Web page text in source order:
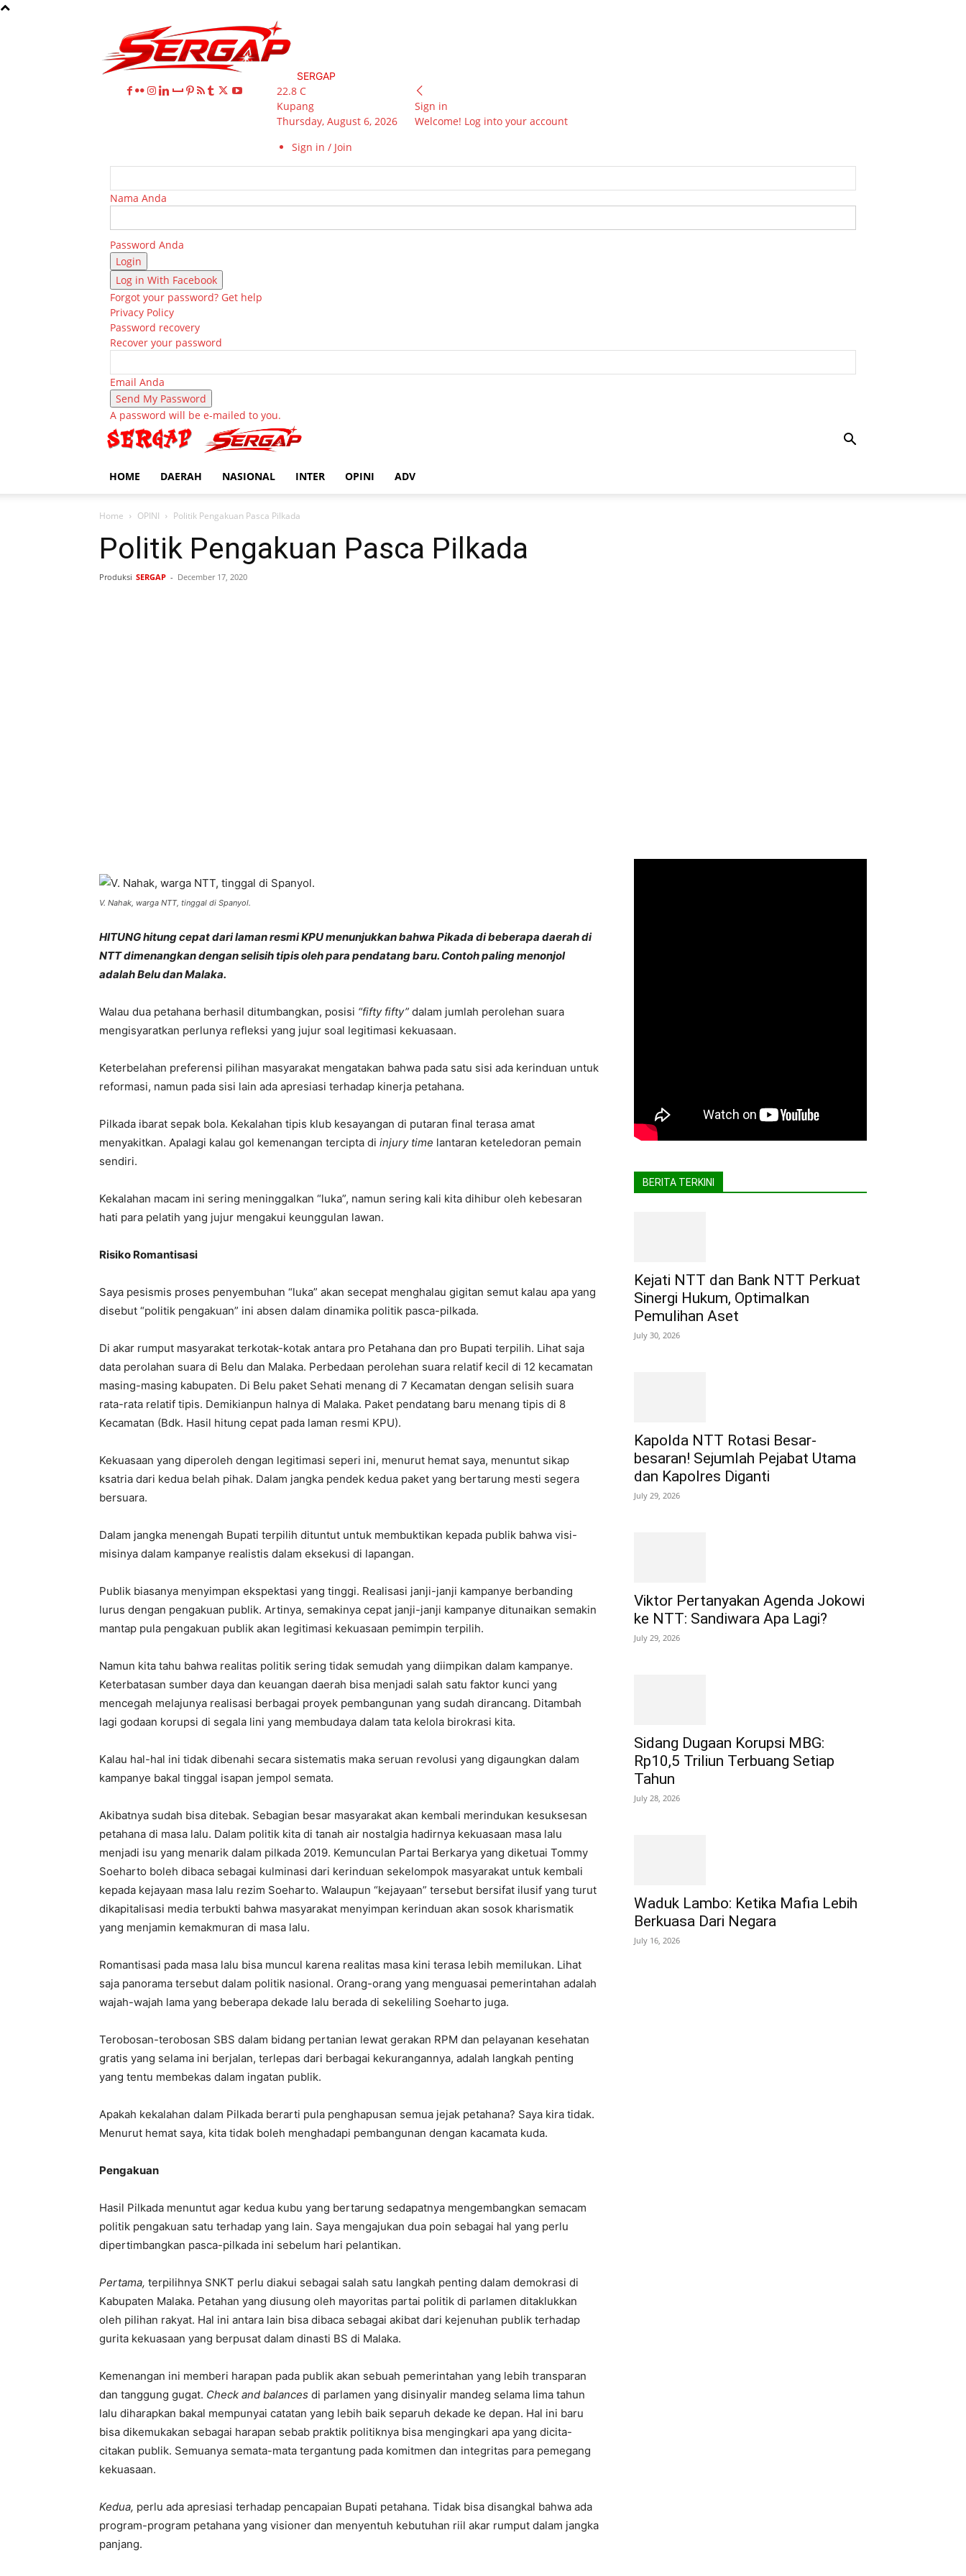
SERGAP
22.8 C
Kupang
Thursday, August 6, 2026
Sign in / Join
Sign in
Welcome! Log into your account
Nama Anda
Password Anda
Log in With Facebook
Forgot your password? Get help
Privacy Policy
Password recovery
Recover your password
Email Anda
A password will be e-mailed to you.
HOME DAERAH NASIONAL INTER OPINI ADV
Home OPINI Politik Pengakuan Pasca Pilkada
Politik Pengakuan Pasca Pilkada
Produksi SERGAP - December 17, 2020
V. Nahak, warga NTT, tinggal di Spanyol.
HITUNGhitung cepat dari laman resmi KPU menunjukkan bahwa Pikada di beberapa daerah di
NTT dimenangkan dengan selisih tipis oleh para pendatang baru. Contoh paling menonjol
adalah Belu dan Malaka.
Walau dua petahana berhasil ditumbangkan, posisi “fifty fifty” dalam jumlah perolehan suara
mengisyaratkan perlunya refleksi yang jujur soal legitimasi kekuasaan.
Keterbelahan preferensi pilihan masyarakat mengatakan bahwa pada satu sisi ada kerinduan untuk
reformasi, namun pada sisi lain ada apresiasi terhadap kinerja petahana.
Pilkada ibarat sepak bola. Kekalahan tipis klub kesayangan di putaran final terasa amat
menyakitkan. Apalagi kalau gol kemenangan tercipta di injury time lantaran keteledoran pemain
sendiri.
Kekalahan macam ini sering meninggalkan “luka”, namun sering kali kita dihibur oleh kebesaran
hati para pelatih yang jujur mengakui keunggulan lawan.
Risiko Romantisasi
Saya pesismis proses penyembuhan “luka” akan secepat menghalau gigitan semut kalau apa yang
disebut “politik pengakuan” ini absen dalam dinamika politik pasca-pilkada.
Di akar rumput masyarakat terkotak-kotak antara pro Petahana dan pro Bupati terpilih. Lihat saja
data perolahan suara di Belu dan Malaka. Perbedaan perolehan suara relatif kecil di 12 kecamatan
masing-masing kabupaten. Di Belu paket Sehati menang di 7 Kecamatan dengan selisih suara
rata-rata relatif tipis. Demikianpun halnya di Malaka. Paket pendatang baru menang tipis di 8
Kecamatan (Bdk. Hasil hitung cepat pada laman resmi KPU).
Kekuasaan yang diperoleh dengan legitimasi seperi ini, menurut hemat saya, menuntut sikap
ksatria dari kedua belah pihak. Dalam jangka pendek kedua paket yang bertarung mesti segera
bersuara.
Dalam jangka menengah Bupati terpilih dituntut untuk membuktikan kepada publik bahwa visi-
misinya dalam kampanye realistis dalam eksekusi di lapangan.
Publik biasanya menyimpan ekspektasi yang tinggi. Realisasi janji-janji kampanye berbanding
lurus dengan pengakuan publik. Artinya, semakinya cepat janji-janji kampanye ditunaikan semakin
mantap pula pengakuan publik akan legitimasi kekuasaan pemimpin terpilih.
Namun kita tahu bahwa realitas politik sering tidak semudah yang diimpikan dalam kampanye.
Keterbatasan sumber daya dan keuangan daerah bisa menjadi salah satu faktor kunci yang
mencegah melajunya realisasi berbagai proyek pembangunan yang sudah dirancang. Ditambah
lagi godaan korupsi di segala lini yang membudaya dalam tata kelola birokrasi kita.
Kalau hal-hal ini tidak dibenahi secara sistematis maka seruan revolusi yang digaungkan dalam
kampanye bakal tinggal isapan jempol semata.
Akibatnya sudah bisa ditebak. Sebagian besar masyarakat akan kembali merindukan kesuksesan
petahana di masa lalu. Dalam politik kita di tanah air nostalgia hadirnya kekuasaan masa lalu
menjadi isu yang menarik dalam pilkada 2019. Kemunculan Partai Berkarya yang diketuai Tommy
Soeharto boleh dibaca sebagai kulminasi dari kerinduan sekelompok masyarakat untuk kembali
kepada kejayaan masa lalu rezim Soeharto. Walaupun “kejayaan” tersebut bersifat ilusif yang turut
dikapitalisasi media terbukti bahwa masyarakat menyimpan kerinduan akan sosok kharismatik
yang menjamin kemakmuran di masa lalu.
Romantisasi pada masa lalu bisa muncul karena realitas masa kini terasa lebih memilukan. Lihat
saja panorama tersebut dalam politik nasional. Orang-orang yang menguasai pemerintahan adalah
wajah-wajah lama yang beberapa dekade lalu berada di sekeliling Soeharto juga.
Terobosan-terobosan SBS dalam bidang pertanian lewat gerakan RPM dan pelayanan kesehatan
gratis yang selama ini berjalan, terlepas dari berbagai kekurangannya, adalah langkah penting
yang tentu membekas dalam ingatan publik.
Apakah kekalahan dalam Pilkada berarti pula penghapusan semua jejak petahana? Saya kira tidak.
Menurut hemat saya, kita tidak boleh menghadapi pembangunan dengan kacamata kuda.
Pengakuan
Hasil Pilkada menuntut agar kedua kubu yang bertarung sedapatnya mengembangkan semacam
politik pengakuan satu terhadap yang lain. Saya mengajukan dua poin sebagai hal yang perlu
dipertimbangkan pasca-pilkada ini sebelum hari pelantikan.
Pertama, terpilihnya SNKT perlu diakui sebagai salah satu langkah penting dalam demokrasi di
Kabupaten Malaka. Petahan yang diusung oleh mayoritas partai politik di parlamen ditaklukkan
oleh pilihan rakyat. Hal ini antara lain bisa dibaca sebagai akibat dari kejenuhan publik terhadap
gurita kekuasaan yang berpusat dalam dinasti BS di Malaka.
Kemenangan ini memberi harapan pada publik akan sebuah pemerintahan yang lebih transparan
dan tanggung gugat. Check and balances di parlamen yang disinyalir mandeg selama lima tahun
lalu diharapkan bakal mempunyai catatan yang lebih baik separuh dekade ke depan. Hal ini baru
bisa dikemukakan sebagai harapan sebab praktik politiknya bisa mengingkari apa yang dicita-
citakan publik. Semuanya semata-mata tergantung pada komitmen dan integritas para pemegang
kekuasaan.
Kedua, perlu ada apresiasi terhadap pencapaian Bupati petahana. Tidak bisa disangkal bahwa ada
program-program petahana yang visioner dan menyentuh kebutuhan riil akar rumput dalam jangka
panjang.
BERITA TERKINI
Kejati NTT dan Bank NTT Perkuat
Sinergi Hukum, Optimalkan
Pemulihan Aset
July 30, 2026
Kapolda NTT Rotasi Besar-
besaran! Sejumlah Pejabat Utama
dan Kapolres Diganti
July 29, 2026
Viktor Pertanyakan Agenda Jokowi
ke NTT: Sandiwara Apa Lagi?
July 29, 2026
Sidang Dugaan Korupsi MBG:
Rp10,5 Triliun Terbuang Setiap
Tahun
July 28, 2026
Waduk Lambo: Ketika Mafia Lebih
Berkuasa Dari Negara
July 16, 2026